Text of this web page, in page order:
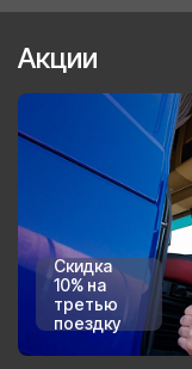
Акции
Скидка
10% на
третью
поездку